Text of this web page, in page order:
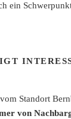
ein
Standort
von